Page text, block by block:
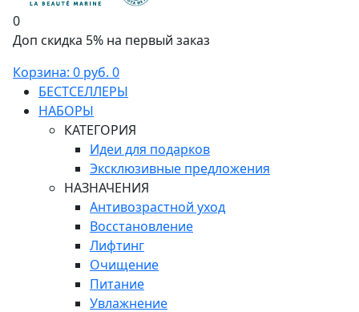
0
Доп скидка 5% на первый заказ
Корзина: 0 руб. 0
БЕСТСЕЛЛЕРЫ
НАБОРЫ
КАТЕГОРИЯ
Идеи для подарков
Эксклюзивные предложения
НАЗНАЧЕНИЯ
Антивозрастной уход
Восстановление
Лифтинг
Очищение
Питание
Увлажнение